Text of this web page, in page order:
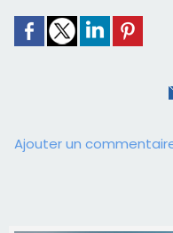
Ajouter un